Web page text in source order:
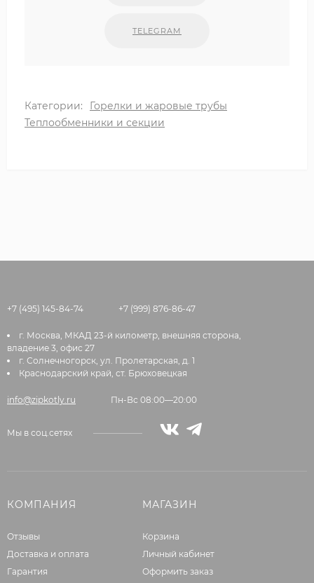
TELEGRAM
Категории:
Горелки и жаровые трубы
Теплообменники и секции
+7 (495) 145-84-74 +7 (999) 876-86-47
г. Москва, МКАД 23-й километр, внешняя сторона,
владение 3, офис 27
г. Солнечногорск, ул. Пролетарская, д. 1
Краснодарский край, ст. Брюховецкая
info@zipkotly.ru Пн-Вс 08:00—20:00
Мы в соц.сетях
КОМПАНИЯ
Отзывы
Доставка и оплата
Гарантия
МАГАЗИН
Корзина
Личный кабинет
Оформить заказ